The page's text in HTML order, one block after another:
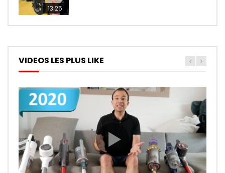
13:25
VIDEOS LES PLUS LIKE